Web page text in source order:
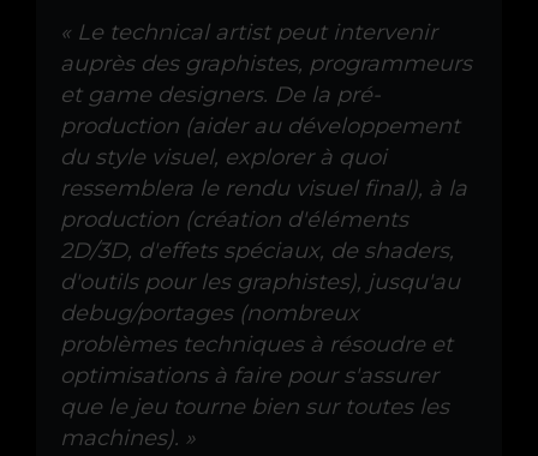
« Le technical artist peut intervenir
auprès des graphistes, programmeurs
et game designers. De la pré-
production (aider au développement
du style visuel, explorer à quoi
ressemblera le rendu visuel final), à la
production (création d'éléments
2D/3D, d'effets spéciaux, de shaders,
d'outils pour les graphistes), jusqu'au
debug/portages (nombreux
problèmes techniques à résoudre et
optimisations à faire pour s'assurer
que le jeu tourne bien sur toutes les
machines). »